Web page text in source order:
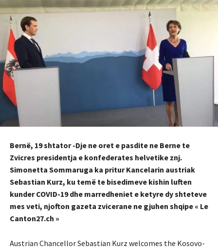
Bernë, 19 shtator -Dje ne oret e pasdite ne Berne te
Zvicres presidentja e konfederates helvetike znj.
Simonetta Sommaruga ka pritur Kancelarin austriak
Sebastian Kurz, ku temë te bisedimeve kishin luften
kunder COVID-19 dhe marredheniet e ketyre dy shteteve
mes veti, njofton gazeta zvicerane ne gjuhen shqipe « Le
Canton27.ch »
Austrian Chancellor Sebastian Kurz welcomes the Kosovo-